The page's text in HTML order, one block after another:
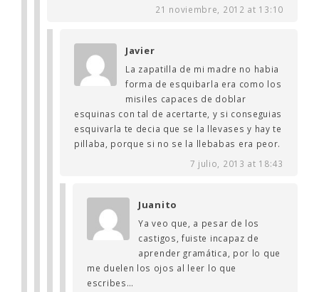
21 noviembre, 2012 at 13:10
Javier
La zapatilla de mi madre no habia
forma de esquibarla era como los
misiles capaces de doblar
esquinas con tal de acertarte, y si conseguias
esquivarla te decia que se la llevases y hay te
pillaba, porque si no se la llebabas era peor.
7 julio, 2013 at 18:43
Juanito
Ya veo que, a pesar de los
castigos, fuiste incapaz de
aprender gramática, por lo que
me duelen los ojos al leer lo que
escribes…